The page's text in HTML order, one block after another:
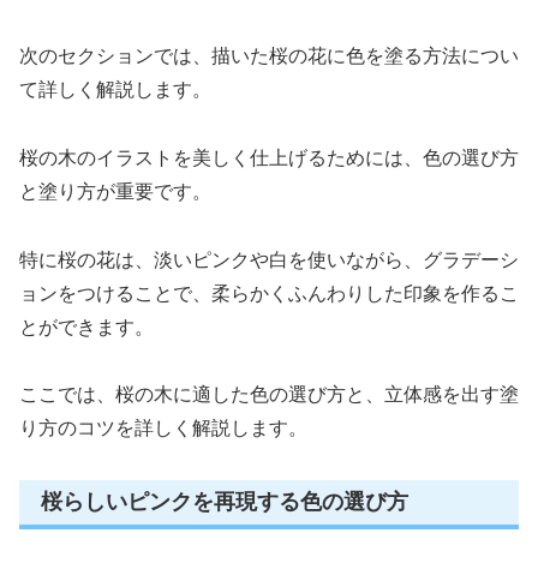
次のセクションでは、描いた桜の花に色を塗る方法につい
て詳しく解説します。
桜の木のイラストを美しく仕上げるためには、色の選び方
と塗り方が重要です。
特に桜の花は、淡いピンクや白を使いながら、グラデーシ
ョンをつけることで、柔らかくふんわりした印象を作るこ
とができます。
ここでは、桜の木に適した色の選び方と、立体感を出す塗
り方のコツを詳しく解説します。
桜らしいピンクを再現する色の選び方